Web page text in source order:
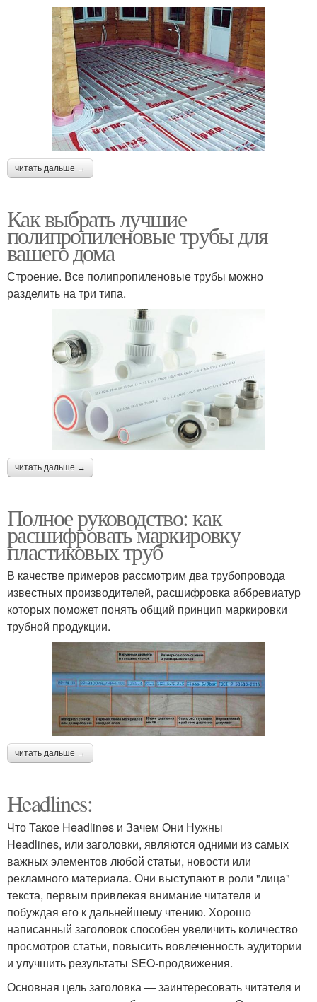
читать дальше →
Как выбрать лучшие
полипропиленовые трубы для
вашего дома
Строение. Все полипропиленовые трубы можно
разделить на три типа.
читать дальше →
Полное руководство: как
расшифровать маркировку
пластиковых труб
В качестве примеров рассмотрим два трубопровода
известных производителей, расшифровка аббревиатур
которых поможет понять общий принцип маркировки
трубной продукции.
читать дальше →
Headlines:
Что Такое Headlines и Зачем Они Нужны
Headlines, или заголовки, являются одними из самых
важных элементов любой статьи, новости или
рекламного материала. Они выступают в роли "лица"
текста, первым привлекая внимание читателя и
побуждая его к дальнейшему чтению. Хорошо
написанный заголовок способен увеличить количество
просмотров статьи, повысить вовлеченность аудитории
и улучшить результаты SEO-продвижения.
Основная цель заголовка — заинтересовать читателя и